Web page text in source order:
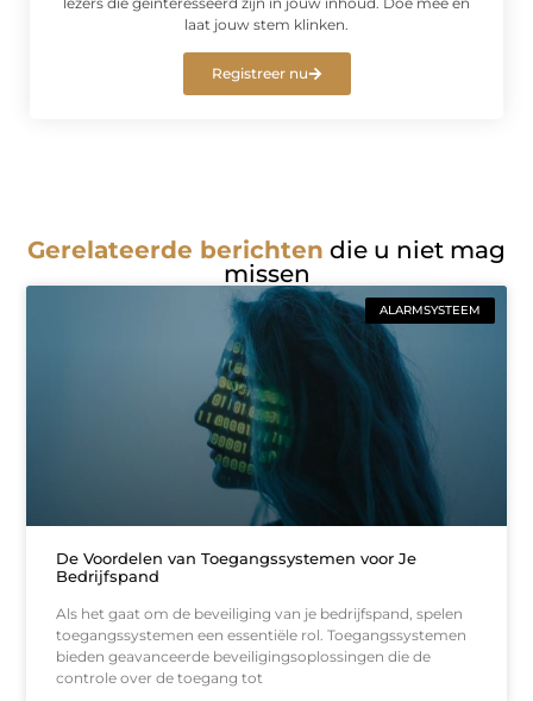
laat jouw stem klinken.
Registreer nu
Gerelateerde berichten die u niet mag
missen
ALARMSYSTEEM
De Voordelen van Toegangssystemen voor Je
Bedrijfspand
Als het gaat om de beveiliging van je bedrijfspand, spelen
toegangssystemen een essentiële rol. Toegangssystemen
bieden geavanceerde beveiligingsoplossingen die de
controle over de toegang tot